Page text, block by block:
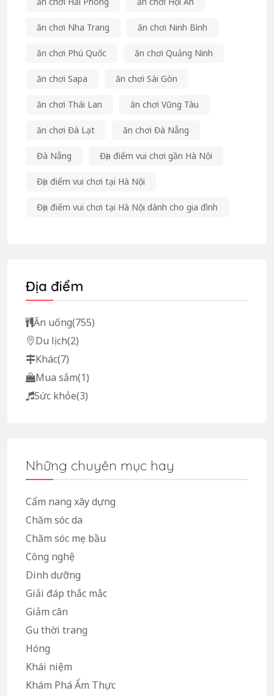
ăn chơi Nha Trang ăn chơi Ninh Bình
ăn chơi Phú Quốc ăn chơi Quảng Ninh
ăn chơi Sapa ăn chơi Sài Gòn
ăn chơi Thái Lan ăn chơi Vũng Tàu
ăn chơi Đà Lạt ăn chơi Đà Nẵng
Đà Nẵng Địa điểm vui chơi gần Hà Nội
Địa điểm vui chơi tại Hà Nội
Địa điểm vui chơi tại Hà Nội dành cho gia đình
Địa điểm
Ăn uống(755)
Du lịch(2)
Khác(7)
Mua sắm(1)
Sức khỏe(3)
Những chuyên mục hay
Cẩm nang xây dựng
Chăm sóc da
Chăm sóc mẹ bầu
Công nghệ
Dinh dưỡng
Giải đáp thắc mắc
Giảm cân
Gu thời trang
Hóng
Khái niệm
Khám Phá Ẩm Thực